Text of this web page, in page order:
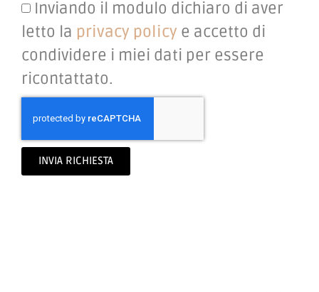
Inviando il modulo dichiaro di aver
letto la privacy policy e accetto di
condividere i miei dati per essere
ricontattato.
INVIA RICHIESTA